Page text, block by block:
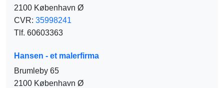
2100 København Ø
CVR: 35998241
Tlf. 60603363
Hansen - et malerfirma
Brumleby 65
2100 København Ø